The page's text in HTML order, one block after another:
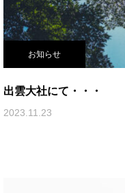
お知らせ
出雲大社にて・・・
2023.11.23